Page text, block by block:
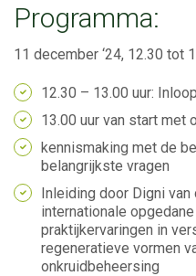
Programma:
11 december ‘24, 12.30 tot
12.30 – 13.00 uur:
13.00 uur van start met
kennismaking met de
belangrijkste vragen
Inleiding door Digni
internationale
praktijkervaringen in
regeneratieve vormen
onkruidbeheersing